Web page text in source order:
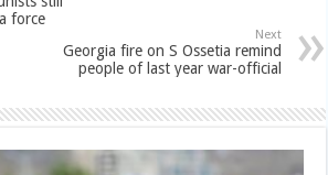
force
Next
Georgia fire on S Ossetia remind
people of last year war-official